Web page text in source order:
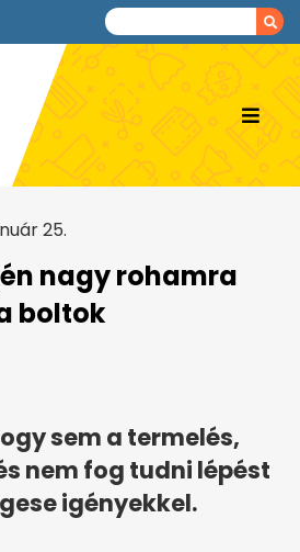
25.
nagy rohamra
boltok
sem a termelés,
nem fog tudni lépést
igényekkel.